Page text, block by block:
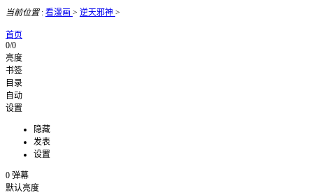
当前位置: 看漫画 > 逆天邪神 >
首页
0/0
亮度
书签
目录
自动
设置
隐藏
发表
设置
0 弹幕
默认亮度